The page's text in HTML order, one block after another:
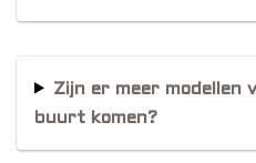
Zijn er meer modellen
buurt komen?